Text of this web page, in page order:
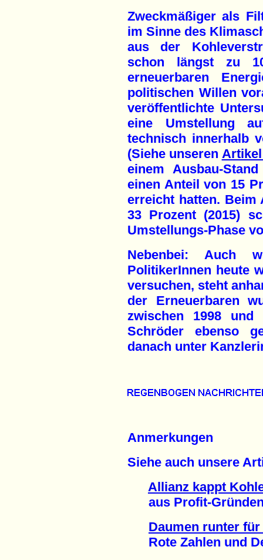
Zweckmäßiger als
im Sinne des
aus der
schon längst zu
erneuerbaren
politischen Willen
veröffentlichte
eine Umstellung
technisch innerhalb
(Siehe unseren Artikel
einem Ausbau-
einen Anteil von 15
erreicht hatten. Beim
33 Prozent (2015)
Umstellungs-Phase
Nebenbei: Auch
PolitikerInnen heute
versuchen, steht
der Erneuerbaren
zwischen 1998 und
Schröder ebenso
danach unter
Anmerkungen
Siehe auch unsere
Allianz kappt
aus Profit-Gründen
Daumen runter für
Rote Zahlen und